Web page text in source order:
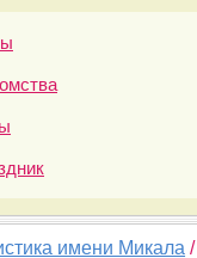
имени Микала /